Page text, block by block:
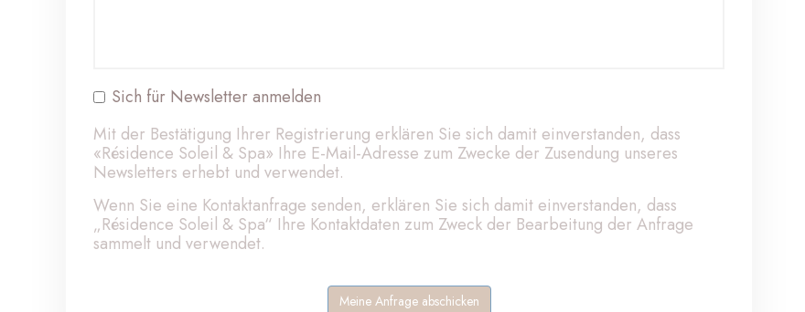
Sich für Newsletter anmelden
Mit der Bestätigung Ihrer Registrierung erklären Sie sich damit einverstanden, dass
«Résidence Soleil & Spa» Ihre E-Mail-Adresse zum Zwecke der Zusendung unseres
Newsletters erhebt und verwendet.
Wenn Sie eine Kontaktanfrage senden, erklären Sie sich damit einverstanden, dass
„Résidence Soleil & Spa“ Ihre Kontaktdaten zum Zweck der Bearbeitung der Anfrage
sammelt und verwendet.